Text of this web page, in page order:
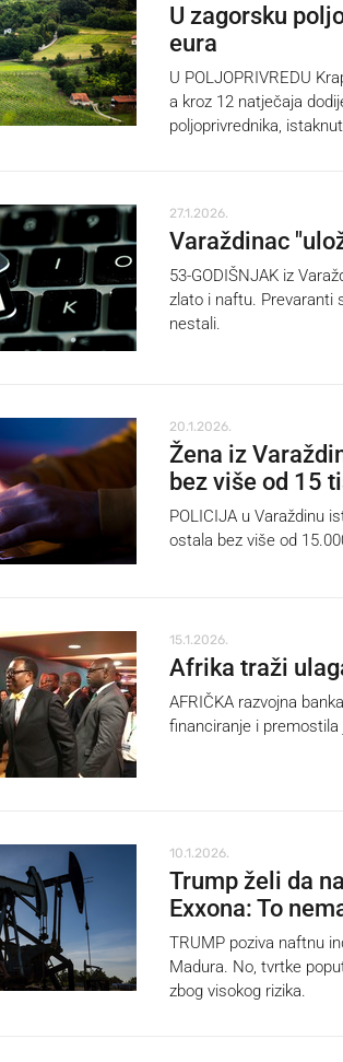
U zagorsku
eura
U POLJOPRIVREDU
a kroz 12 natječaja
poljoprivrednika,
27.1.2026.
Varaždinac
53-GODIŠNJAK iz
zlato i naftu. Prevaranti
nestali.
20.1.2026.
Žena iz
bez više od 15
POLICIJA u Varaždinu
ostala bez više od
15.1.2026.
Afrika traži
AFRIČKA razvojna
financiranje i premostila
10.1.2026.
Trump želi da
Exxona: To
TRUMP poziva naftnu
Madura. No, tvrtke
zbog visokog rizika.